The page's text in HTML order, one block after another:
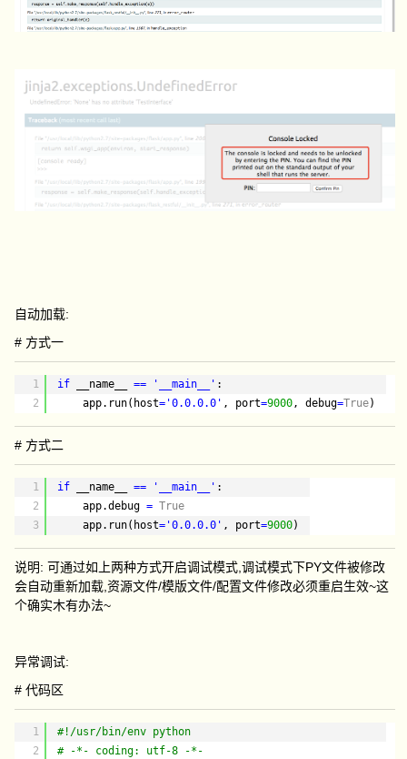
自动加载:
# 方式一
1
2
if __name__ == '__main__' :
app.run(host= '0.0.0.0' , port=9000, debug=True)
# 方式二
1
2
3
if __name__ == '__main__' :
app.debug = True
app.run(host= '0.0.0.0' , port=9000)
说明: 可通过如上两种方式开启调试模式,调试模式下PY文件被修改
会自动重新加载,资源文件/模版文件/配置文件修改必须重启生效~这
个确实木有办法~
异常调试:
# 代码区
1
2
#!/usr/bin/env python
# -*- coding: utf-8 -*-